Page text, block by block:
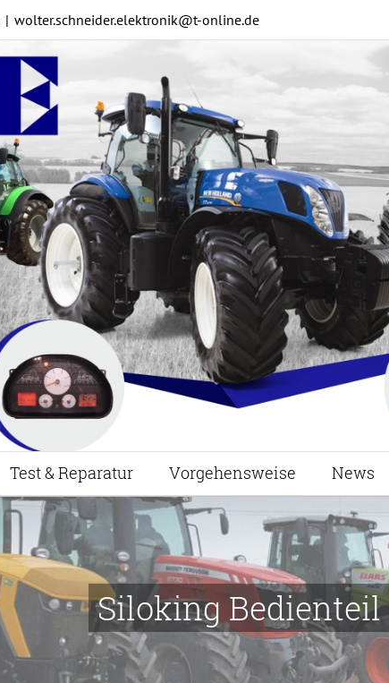
| wolter.schneider.elektronik@t-online.de
Test & Reparatur Vorgehensweise News
Siloking Bedienteil